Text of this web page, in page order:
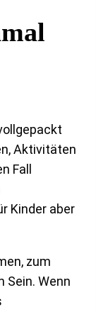
Aktivitäten
Fall
Kinder aber
zum
Sein. Wenn